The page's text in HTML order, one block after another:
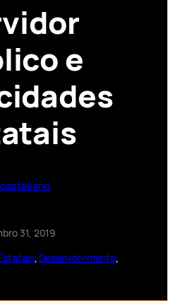
e
31, 2019
, Desenvolvimento